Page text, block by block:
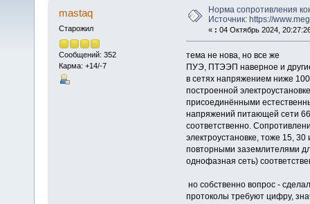
https://www.megaomm.ru/norma-s (Прочитано
mastaq
Старожил
Сообщений: 352
Карма: +14/-7
Норма сопротивления
Источник: https://
« : 04 Октябрь 2024,
тема не нова, но все же
ПУЭ, ПТЭЭП наверное и
в сетях напряжением ниже
построенной
присоединёнными
напряжений питающей сети
соответственно.
электроустановке, тоже 15,
повторными заземлителями
однофазная сеть)
но собственно вопрос -
протоколы требуют цифру,